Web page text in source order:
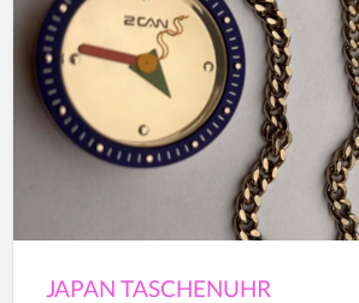
Taschenuhr
JAPAN TASCHENUHR